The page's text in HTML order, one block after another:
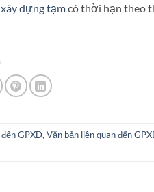
dựng tạmcó thời hạn theo
GPXD, Văn bản liên quan đến